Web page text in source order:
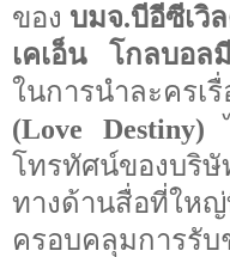
ของ บมจ.บีอีซีเวิ
เคเอ็น โกลบอล
ในการนำละค
(Love Destiny)
โทรทัศน์ของบริษั
ทางด้านสื่อที่ใ
ครอบคลุมการรับ